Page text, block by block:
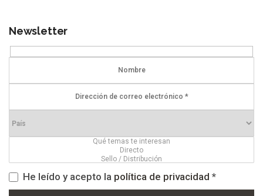
Newsletter
He leído y acepto la política de privacidad *